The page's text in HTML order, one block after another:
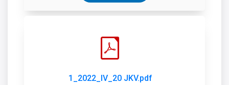
1_2022_IV_20 JKV.pdf